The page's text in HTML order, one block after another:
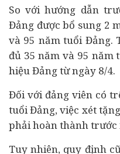
So với hướng dẫn
Đảng được bổ sung 2
và 95 năm tuổi Đảng.
đủ 35 năm và 95 năm
hiệu Đảng từ ngày 8/4.
Đối với đảng viên có
tuổi Đảng, việc xét
phải hoàn thành trước
Tuy nhiên, quy định